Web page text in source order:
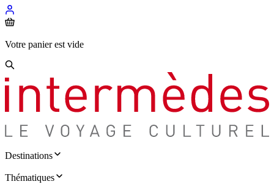
Votre panier est vide
Destinations
Thématiques